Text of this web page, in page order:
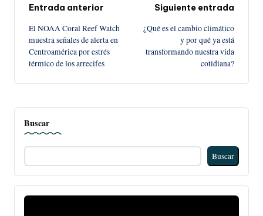
Navegación
de
entradas
Entrada anterior
El NOAA Coral Reef Watch
muestra señales de alerta en
Centroamérica por estrés
térmico de los arrecifes
Siguiente entrada
¿Qué es el cambio climático
y por qué ya está
transformando nuestra vida
cotidiana?
Buscar
Buscar